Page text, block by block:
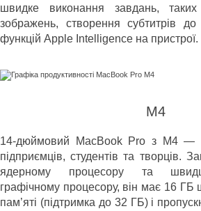
швидке виконання завдань,
зображень, створення субтитрів до
функцій Apple Intelligence на пристрої.
M4
14-дюймовий MacBook Pro з M4 —
підприємців, студентів та творців.
ядерному процесору та
графічному процесору, він має 16 ГБ
пам’яті (підтримка до 32 ГБ) і